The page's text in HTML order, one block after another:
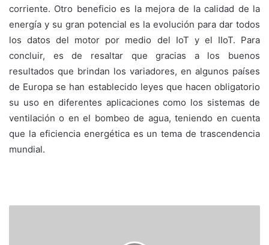
corriente. Otro beneficio es la mejora de la calidad de la
energía y su gran potencial es la evolución para dar todos
los datos del motor por medio del IoT y el IIoT. Para
concluir, es de resaltar que gracias a los buenos
resultados que brindan los variadores, en algunos países
de Europa se han establecido leyes que hacen obligatorio
su uso en diferentes aplicaciones como los sistemas de
ventilación o en el bombeo de agua, teniendo en cuenta
que la eficiencia energética es un tema de trascendencia
mundial.